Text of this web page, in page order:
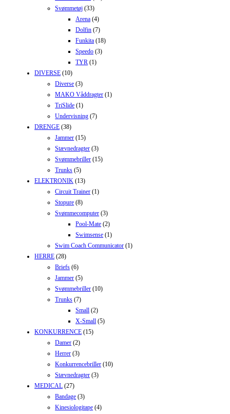
Svømmetøj (33)
Arena (4)
Dolfin (7)
Funkita (18)
Speedo (3)
TYR (1)
DIVERSE (10)
Diverse (3)
MAKO Våddragter (1)
TriSlide (1)
Undervisning (7)
DRENGE (38)
Jammer (15)
Stævnedragter (3)
Svømmebriller (15)
Trunks (5)
ELEKTRONIK (13)
Circuit Trainer (1)
Stopure (8)
Svømmecomputer (3)
Pool-Mate (2)
Swimsense (1)
Swim Coach Communicator (1)
HERRE (28)
Briefs (6)
Jammer (5)
Svømmebriller (10)
Trunks (7)
Small (2)
X-Small (5)
KONKURRENCE (15)
Damer (2)
Herrer (3)
Konkurrencebriller (10)
Stævnedragter (3)
MEDICAL (27)
Bandage (3)
Kinesiologitape (4)